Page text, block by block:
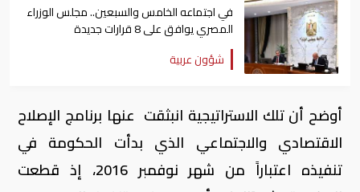
في اجتماعه الخامس والسبعين.. مجلس الوزراء
المصري يوافق على 8 قرارات جديدة
شؤون عربية
أوضح أن تلك الاستراتيجية انبثقت عنها برنامج الإصلاح
الاقتصادي والاجتماعي الذي بدأت الحكومة في
تنفيذه اعتباراً من شهر نوفمبر 2016، إذ قطعت